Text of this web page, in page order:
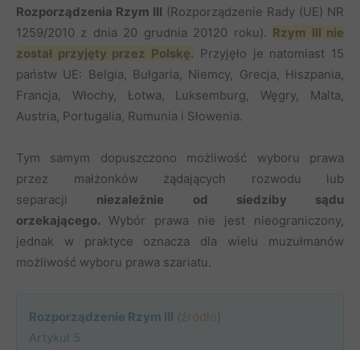
Rozporządzenia Rzym III (Rozporządzenie Rady (UE) NR
1259/2010 z dnia 20 grudnia 20120 roku). Rzym III nie
został przyjęty przez Polskę. Przyjęło je natomiast 15
państw UE: Belgia, Bułgaria, Niemcy, Grecja, Hiszpania,
Francja, Włochy, Łotwa, Luksemburg, Węgry, Malta,
Austria, Portugalia, Rumunia i Słowenia.
Tym samym dopuszczono możliwość wyboru prawa
przez małżonków żądających rozwodu lub
separacji niezależnie od siedziby sądu
orzekającego. Wybór prawa nie jest nieograniczony,
jednak w praktyce oznacza dla wielu muzułmanów
możliwość wyboru prawa szariatu.
Rozporządzenie Rzym III (źródło)
Artykuł 5